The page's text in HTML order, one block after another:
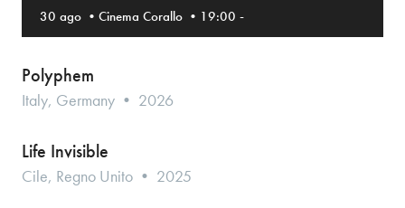
30 ago • Cinema Corallo • 19:00 -
Polyphem
Italy, Germany • 2026
Life Invisible
Cile, Regno Unito • 2025